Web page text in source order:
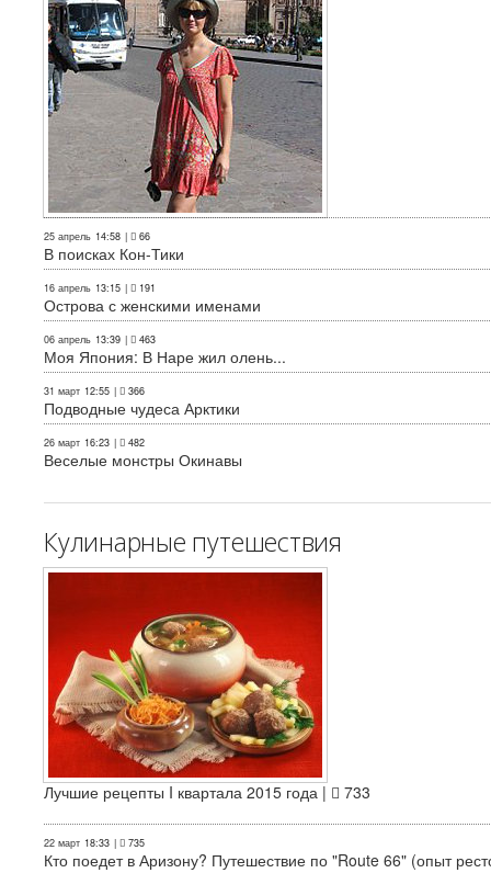
25 апрель 14:58 | 66
В поисках Кон-Тики
16 апрель 13:15 | 191
Острова с женскими именами
06 апрель 13:39 | 463
Моя Япония: В Наре жил олень...
31 март 12:55 | 366
Подводные чудеса Арктики
26 март 16:23 | 482
Веселые монстры Окинавы
Кулинарные путешествия
Лучшие рецепты I квартала 2015 года | 733
22 март 18:33 | 735
Кто поедет в Аризону? Путешествие по "Route 66" (опыт